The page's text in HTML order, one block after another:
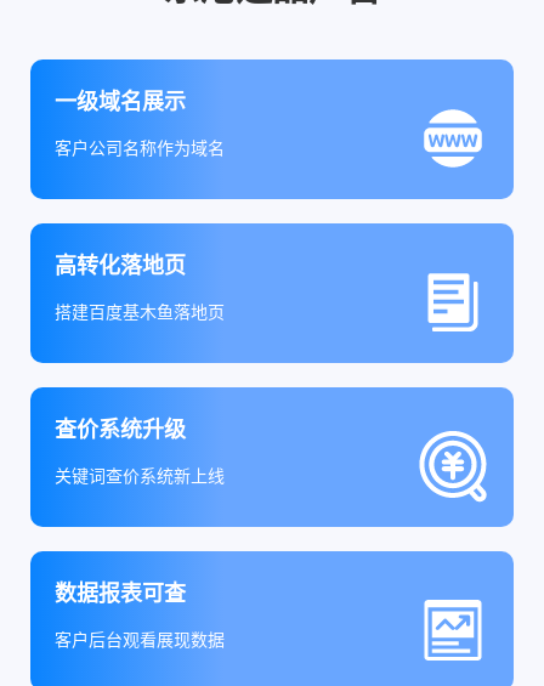
一级域名展示
客户公司名称作为域名
高转化落地页
搭建百度基木鱼落地页
查价系统升级
关键词查价系统新上线
数据报表可查
客户后台观看展现数据